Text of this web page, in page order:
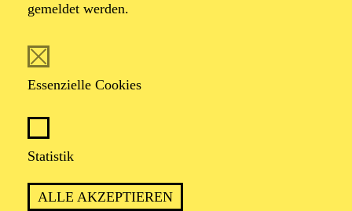
gemeldet werden.
Essenzielle Cookies
Statistik
ALLE AKZEPTIEREN
Nach Engagements am Staatstheaters Mainz, am
Theater Osnabrück und dem Theater Dortmund, wurde
Ensemblemitglied des Staatstheater Nürnberg.
Gastengagements führten die Mezzosopranistin u. a. an